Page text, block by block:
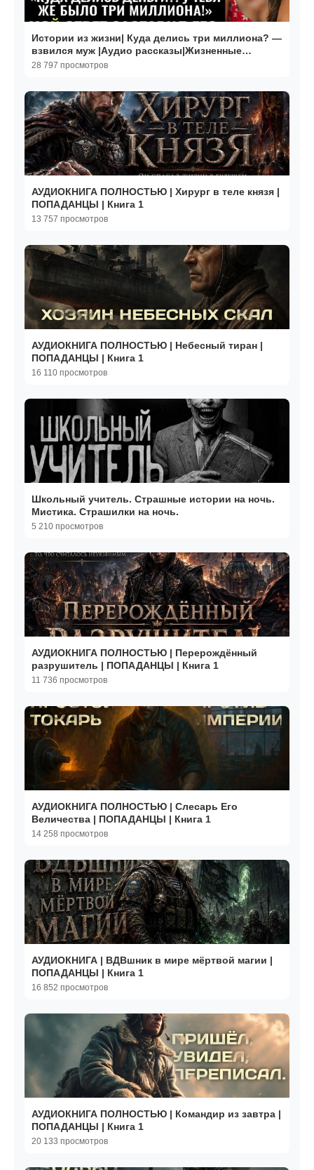
Истории из жизни| Куда делись три миллиона? —
взвился муж |Аудио рассказы|Жизненные
истории
28 797 просмотров
АУДИОКНИГА ПОЛНОСТЬЮ | Хирург в теле князя |
ПОПАДАНЦЫ | Книга 1
13 757 просмотров
АУДИОКНИГА ПОЛНОСТЬЮ | Небесный тиран |
ПОПАДАНЦЫ | Книга 1
16 110 просмотров
Школьный учитель. Страшные истории на ночь.
Мистика. Страшилки на ночь.
5 210 просмотров
АУДИОКНИГА ПОЛНОСТЬЮ | Перерождённый
разрушитель | ПОПАДАНЦЫ | Книга 1
11 736 просмотров
АУДИОКНИГА ПОЛНОСТЬЮ | Слесарь Его
Величества | ПОПАДАНЦЫ | Книга 1
14 258 просмотров
АУДИОКНИГА | ВДВшник в мире мёртвой магии |
ПОПАДАНЦЫ | Книга 1
16 852 просмотров
АУДИОКНИГА ПОЛНОСТЬЮ | Командир из завтра |
ПОПАДАНЦЫ | Книга 1
20 133 просмотров